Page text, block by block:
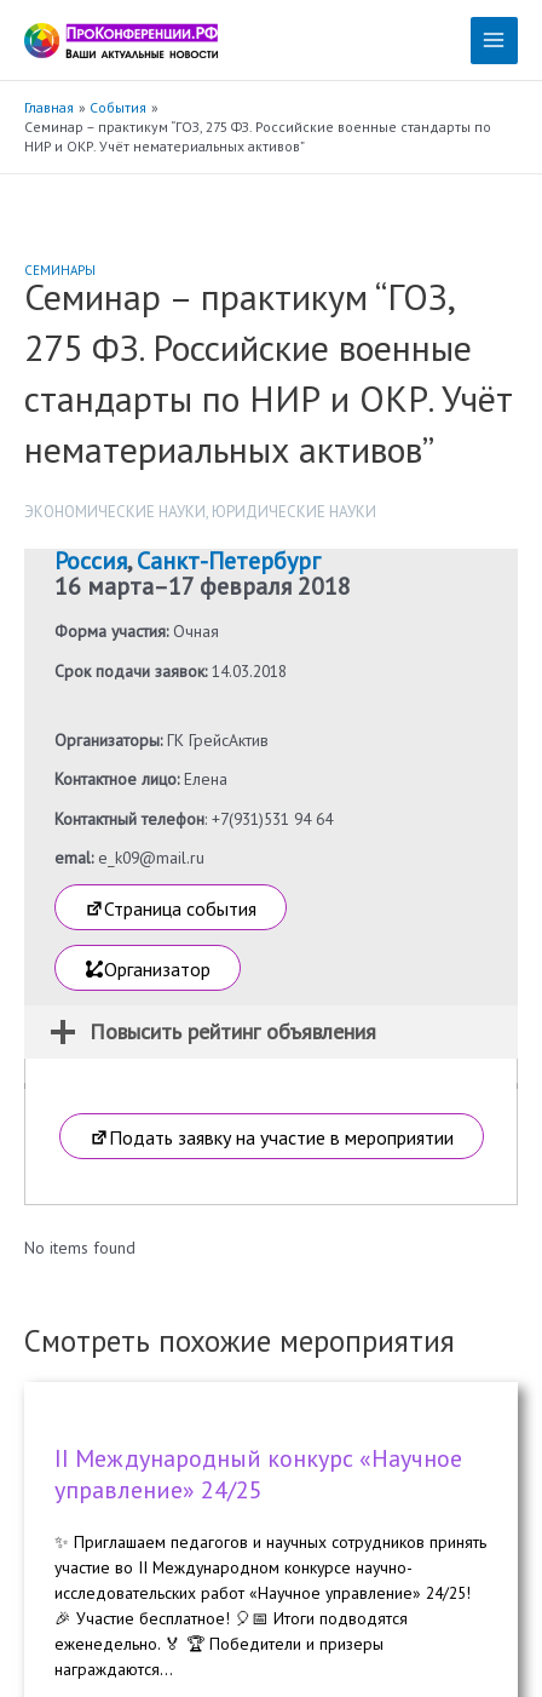
содержимому
Main
Главная
События
Семинар – практикум “ГОЗ, 275 ФЗ. Российские военные стандарты по
НИР и ОКР. Учёт нематериальных активов”
СЕМИНАРЫ
Семинар – практикум “ГОЗ,
275 ФЗ. Российские военные
стандарты по НИР и ОКР. Учёт
нематериальных активов”
ЭКОНОМИЧЕСКИЕ НАУКИ, ЮРИДИЧЕСКИЕ НАУКИ
Россия,Санкт-Петербург
16 марта–17 февраля 2018
Форма участия:Очная
Срок подачи заявок:14.03.2018
Организаторы:ГК ГрейсАктив
Контактное лицо:Елена
Контактный телефон: +7(931)531 94 64
emal: e_k09@mail.ru
Страница события
Организатор
Повысить рейтинг объявления
Подать заявку на участие в мероприятии
No items found
Смотреть похожие мероприятия
II Международный конкурс «Научное
управление» 24/25
✨ Приглашаем педагогов и научных сотрудников принять
участие во II Международном конкурсе научно-
исследовательских работ «Научное управление» 24/25!
🎉 Участие бесплатное! 🎈📅 Итоги подводятся
еженедельно. 🏅 🏆 Победители и призеры
награждаются...